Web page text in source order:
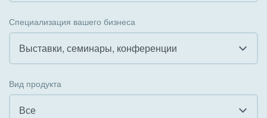
Внедрение КЭДО
Интеграция с 1С
Специализация вашего бизнеса
Выставки, семинары, конференции
Вид продукта
Все